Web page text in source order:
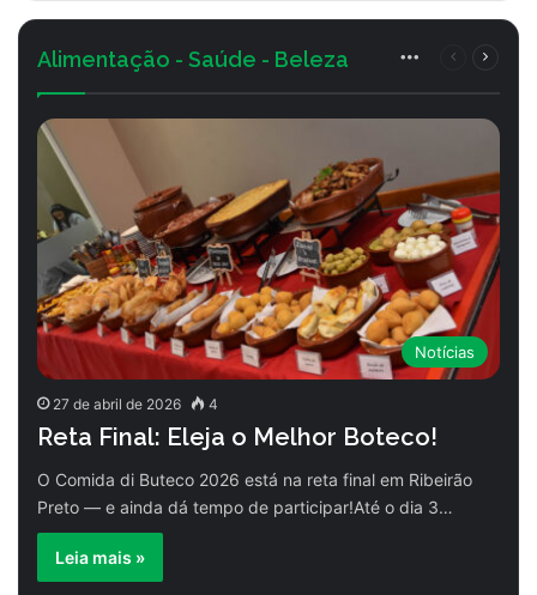
Alimentação - Saúde - Beleza More Página
Notícias
27 de abril de 2026 4
Reta Final: Eleja o Melhor Boteco!
O Comida di Buteco 2026 está na reta final em Ribeirão
Preto — e ainda dá tempo de participar!Até o dia 3…
Leia mais »